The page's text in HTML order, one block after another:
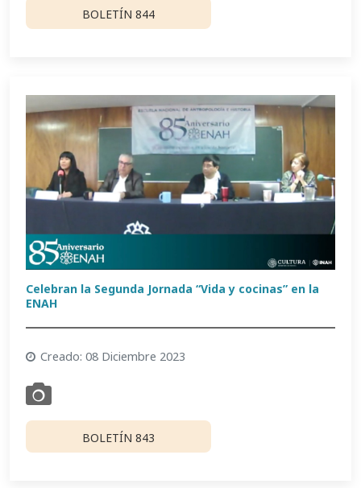
BOLETÍN 844
Celebran la Segunda Jornada “Vida y cocinas” en la
ENAH
Creado: 08 Diciembre 2023
BOLETÍN 843